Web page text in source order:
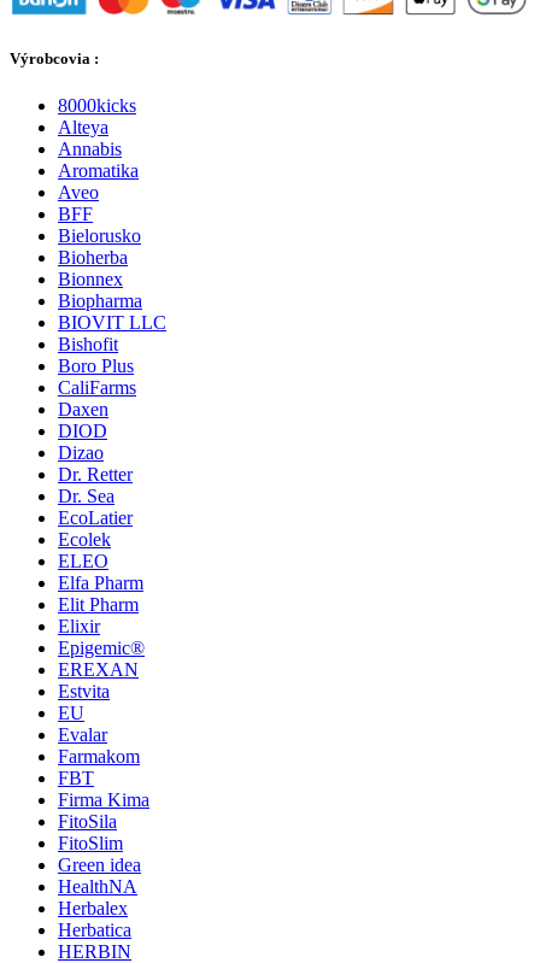
Výrobcovia :
8000kicks
Alteya
Annabis
Aromatika
Aveo
BFF
Bielorusko
Bioherba
Bionnex
Biopharma
BIOVIT LLC
Bishofit
Boro Plus
CaliFarms
Daxen
DIOD
Dizao
Dr. Retter
Dr. Sea
EcoLatier
Ecolek
ELEO
Elfa Pharm
Elit Pharm
Elixir
Epigemic®
EREXAN
Estvita
EU
Evalar
Farmakom
FBT
Firma Kima
FitoSila
FitoSlim
Green idea
HealthNA
Herbalex
Herbatica
HERBIN